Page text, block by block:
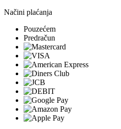
Načini plaćanja
Pouzećem
Predračun